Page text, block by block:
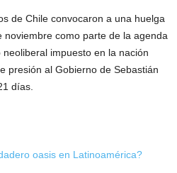
de Chile convocaron a una huelga
como parte de la agenda
impuesto en la nación
presión al Gobierno de Sebastián
días.
oasis en Latinoamérica?